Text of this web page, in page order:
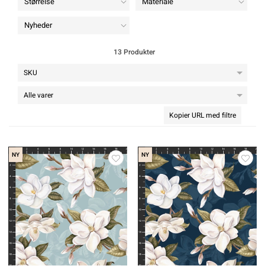
Nyheder
13 Produkter
Kopier URL med filtre
NY NY